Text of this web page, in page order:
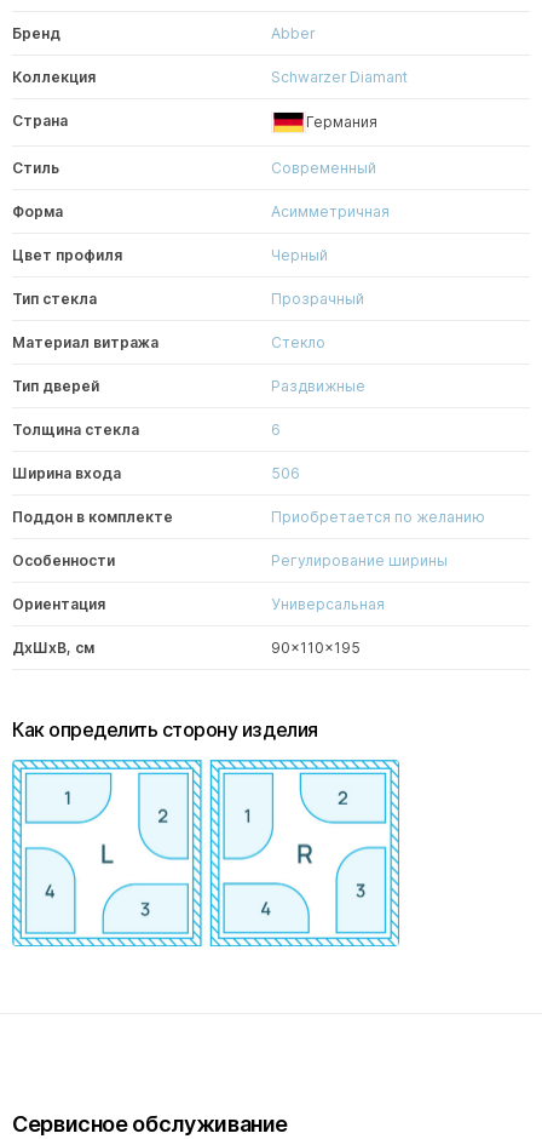
Бренд Abber
Коллекция Schwarzer Diamant
Страна Германия
Стиль Современный
Форма Асимметричная
Цвет профиля Черный
Тип стекла Прозрачный
Материал витража Стекло
Тип дверей Раздвижные
Толщина стекла 6
Ширина входа 506
Поддон в комплекте Приобретается по желанию
Особенности Регулирование ширины
Ориентация Универсальная
ДxШxВ, см 90x110x195
Как определить сторону изделия
Сервисное обслуживание